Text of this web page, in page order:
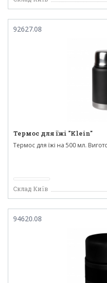
92627.08
Термос для їжі "Klein"
Термос для їжі на 500 мл.
Склад Київ
94620.08